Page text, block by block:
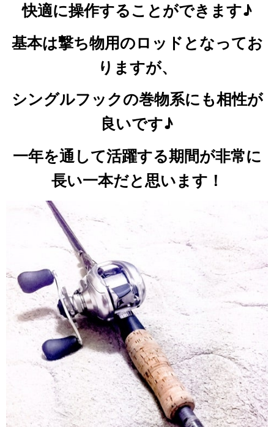
快適に操作することができます♪
基本は撃ち物用のロッドとなってお
りますが、
シングルフックの巻物系にも相性が
良いです♪
一年を通して活躍する期間が非常に
長い一本だと思います！